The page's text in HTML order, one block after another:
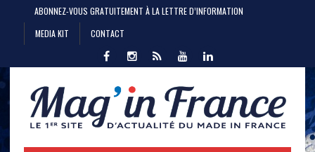
ABONNEZ-VOUS GRATUITEMENT À LA LETTRE D’INFORMATION
MEDIA KIT
CONTACT